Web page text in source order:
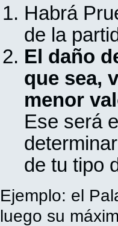
Habrá
de la
El daño
que sea,
menor
Ese será
de tu tipo
Ejemplo: el
luego su